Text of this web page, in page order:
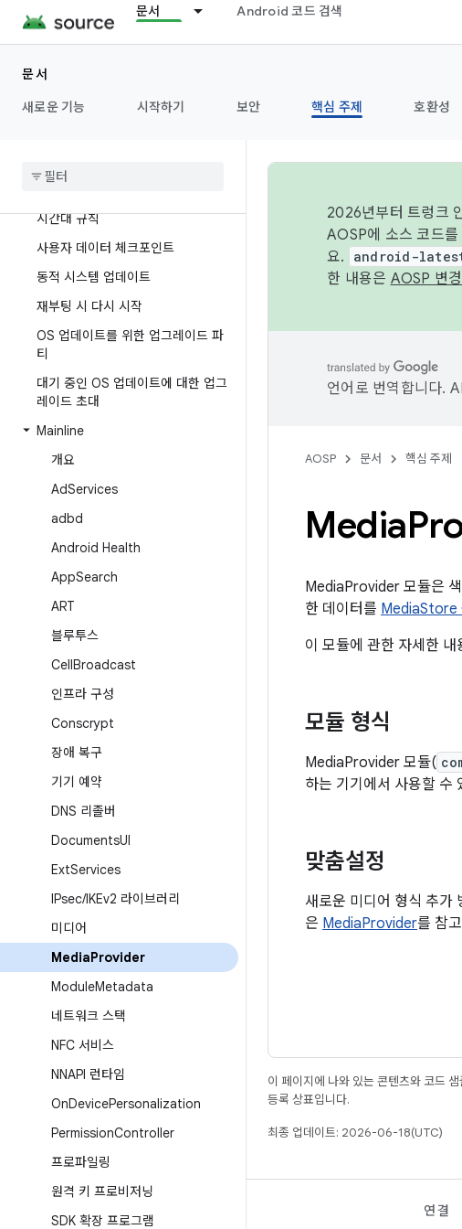
문서 Android 코드 검색
문서
새로운 기능
시작하기 보안 핵심 주제 호환성
출시용 빌드 서명
가상 A/B
기존 A/B 시스템 업데이트
시간대 규칙
사용자 데이터 체크포인트
동적 시스템 업데이트
재부팅 시 다시 시작
OS 업데이트를 위한 업그레이드 파
티
대기 중인 OS 업데이트에 대한 업그
레이드 초대
Mainline
개요
AdServices
adbd
Android Health
AppSearch
ART
블루투스
CellBroadcast
인프라 구성
Conscrypt
장애 복구
기기 예약
DNS 리졸버
DocumentsUI
ExtServices
IPsec/IKEv2 라이브러리
미디어
MediaProvider
ModuleMetadata
네트워크 스택
NFC 서비스
NNAPI 런타임
OnDevicePersonalization
PermissionController
프로파일링
원격 키 프로비저닝
SDK 확장 프로그램
2026년부터 트렁크
AOSP에 소스 코드
요.
android-
한 내용은 AOSP 변
언어로 번역합니다.
AOSP 문서 핵심 주제
Media
MediaProvider 모듈은
한 데이터를 MediaStore
이 모듈에 관한 자세한 내
모듈 형식
MediaProvider 모듈(
하는 기기에서 사용할 수
맞춤설정
새로운 미디어 형식 추가
은 MediaProvider를 참
이 페이지에 나와 있는 콘텐츠와 코드 샘
등록 상표입니다.
최종 업데이트: 2026-06-18(UTC)
연결